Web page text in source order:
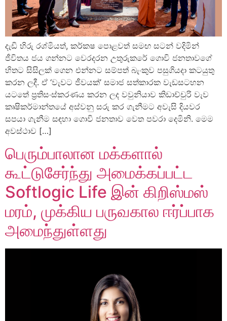
දැඩි හිරු රශ්මියත්, කර්කෂ පොළවත් සමඟ සටන් වදිමින්
ජීවිතය ජය ගන්නට වෙරදරන උතුරුකරේ ගොවි ජනතාවගේ
හිතට සිසිලක් ගෙන එන්නට සම්පත් බැංකුව පසුගියදා කටයුතු
කරන ලදී. ඒ ‘වැවට ජීවයක්’ සමාජ සත්කාරක වැඩසටහන
යටතේ ප්‍රතිසංස්කරණය කරන ලද වවුනියාව කිඩාච්චුරි වැව
කෘෂිකර්මාන්තයේ අස්වනු සරු කර ගැනීමට අවැසි දියවර
සපයා ගැනීම සඳහා ගොවි ජනතාව වෙත පවරා දෙමිනි. මෙම
අවස්ථාව […]
பெரும்பாலான மக்களால்
கூட்டுசேர்ந்து அமைக்கப்பட்ட
Softlogic Life இன் கிறிஸ்மஸ்
மரம், முக்கிய பருவகால ஈர்ப்பாக
அமைந்துள்ளது